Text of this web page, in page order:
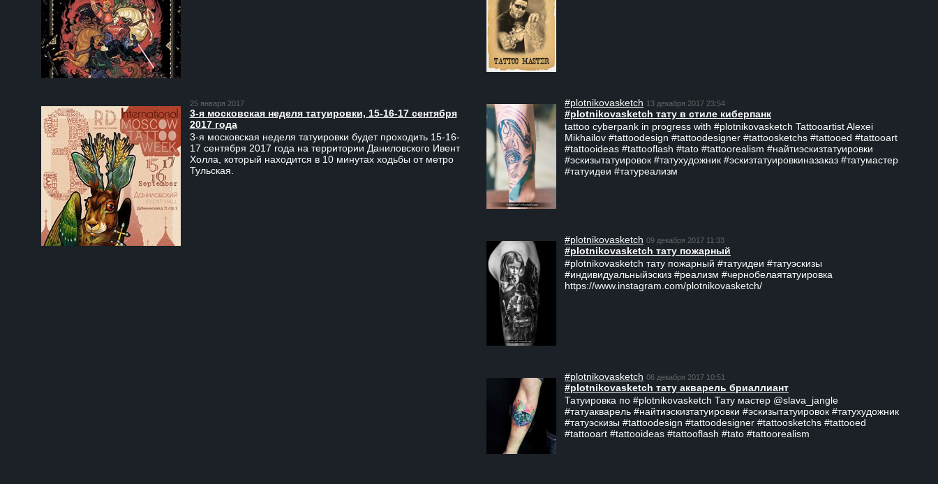
25 января 2017
3-я московская неделя татуировки, 15-16-17 сентября
2017 года
3-я московская неделя татуировки будет проходить 15-16-
17 сентября 2017 года на территории Даниловского Ивент
Холла, который находится в 10 минутах ходьбы от метро
Тульская.
#plotnikovasketch 13 декабря 2017 23:54
#plotnikovasketch тату в стиле киберпанк
tattoo cyberpank in progress with #plotnikovasketch Tattooartist Alexei
Mikhailov #tattoodesign #tattoodesigner #tattoosketchs #tattooed #tattooart
#tattooideas #tattooflash #tato #tattoorealism #найтиэскизтатуировки
#эскизытатуировок #татухудожник #эскизтатуировкиназаказ #татумастер
#татуидеи #татуреализм
#plotnikovasketch 09 декабря 2017 11:33
#plotnikovasketch тату пожарный
#plotnikovasketch тату пожарный #татуидеи #татуэскизы
#индивидуальныйэскиз #реализм #чернобелаятатуировка
https://www.instagram.com/plotnikovasketch/
#plotnikovasketch 06 декабря 2017 10:51
#plotnikovasketch тату акварель бриаллиант
Татуировка по #plotnikovasketch Тату мастер @slava_jangle
#татуакварель #найтиэскизтатуировки #эскизытатуировок #татухудожник
#татуэскизы #tattoodesign #tattoodesigner #tattoosketchs #tattooed
#tattooart #tattooideas #tattooflash #tato #tattoorealism